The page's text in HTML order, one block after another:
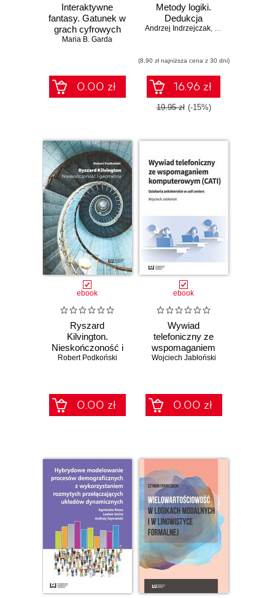
Interaktywne
fantasy. Gatunek w
grach cyfrowych
Maria B. Garda
0.00 zł
Metody logiki.
Dedukcja
Andrzej Indrzejczak, Marek Nowak
(8,90 zł najniższa cena z 30 dni)
16.96 zł
19.95 zł (-15%)
ebook
Ryszard
Kilvington.
Nieskończoność i
geometria
Robert Podkoński
0.00 zł
ebook
Wywiad
telefoniczny ze
wspomaganiem
komputerowym
centers
Wojciech Jabłoński
0.00 zł